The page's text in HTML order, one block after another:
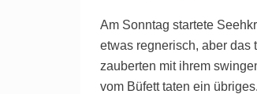
Am Sonntag startete
etwas regnerisch, aber das
zauberten mit ihrem
vom Büfett taten ein übriges.